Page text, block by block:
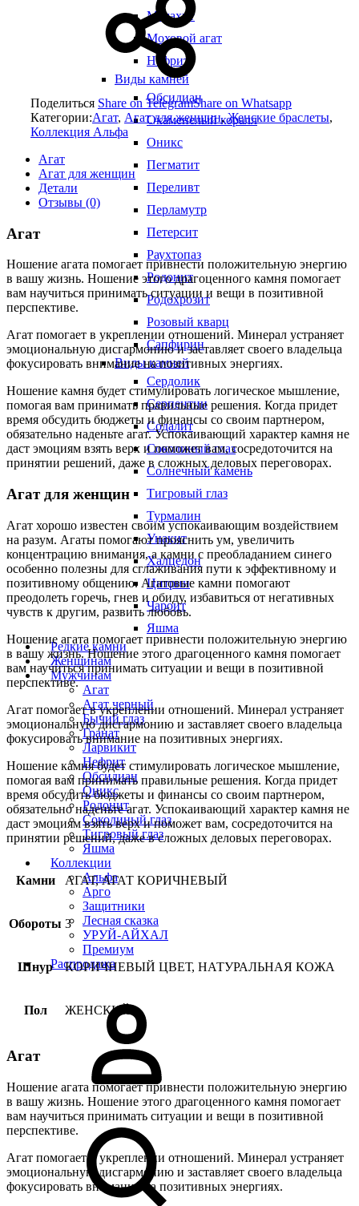
Малахит
Моховой агат
Нефрит
Виды камней
Обсидиан
Окаменелый коралл
Оникс
Пегматит
Переливт
Перламутр
Петерсит
Раухтопаз
Родонит
Родохрозит
Розовый кварц
Сапфирин
Виды камней
Сердолик
Серпентин
Содалит
Соколиный глаз
Солнечный камень
Тигровый глаз
Турмалин
Унакит
Халцедон
Цитрин
Чароит
Яшма
Редкие камни
Женщинам
Мужчинам
Агат
Агат черный
Бычий глаз
Гранат
Ларвикит
Нефрит
Обсидиан
Оникс
Родонит
Соколиный глаз
Тигровый глаз
Яшма
Коллекции
Альфа
Арго
Защитники
Лесная сказка
УРУЙ-АЙХАЛ
Премиум
Распродажа
Поделиться Share on TelegramShare on Whatsapp
Категории:Агат, Агат для женщин,Женские браслеты,
Коллекция Альфа
Агат
Агат для женщин
Детали
Отзывы (0)
Агат
Ношение агата помогает привнести положительную энергию
в вашу жизнь. Ношение этого драгоценного камня помогает
вам научиться принимать ситуации и вещи в позитивной
перспективе.
Агат помогает в укреплении отношений. Минерал устраняет
эмоциональную дисгармонию и заставляет своего владельца
фокусировать внимание на позитивных энергиях.
Ношение камня будет стимулировать логическое мышление,
помогая вам принимать правильные решения. Когда придет
время обсудить бюджеты и финансы со своим партнером,
обязательно наденьте агат. Успокаивающий характер камня не
даст эмоциям взять верх и поможет вам, сосредоточится на
принятии решений, даже в сложных деловых переговорах.
Агат для женщин
Агат хорошо известен своим успокаивающим воздействием
на разум. Агаты помогают прояснить ум, увеличить
концентрацию внимания, а камни с преобладанием синего
особенно полезны для сглаживания пути к эффективному и
позитивному общению. Агатовые камни помогают
преодолеть горечь, гнев и обиду, избавиться от негативных
чувств к другим, развить любовь.
Ношение агата помогает привнести положительную энергию
в вашу жизнь. Ношение этого драгоценного камня помогает
вам научиться принимать ситуации и вещи в позитивной
перспективе.
Агат помогает в укреплении отношений. Минерал устраняет
эмоциональную дисгармонию и заставляет своего владельца
фокусировать внимание на позитивных энергиях.
Ношение камня будет стимулировать логическое мышление,
помогая вам принимать правильные решения. Когда придет
время обсудить бюджеты и финансы со своим партнером,
обязательно наденьте агат. Успокаивающий характер камня не
даст эмоциям взять верх и поможет вам, сосредоточится на
принятии решений, даже в сложных деловых переговорах.
Камни АГАТ, АГАТ КОРИЧНЕВЫЙ
Обороты 3
Шнур КОРИЧНЕВЫЙ ЦВЕТ, НАТУРАЛЬНАЯ КОЖА
Пол ЖЕНСКИЙ
Агат
Ношение агата помогает привнести положительную энергию
в вашу жизнь. Ношение этого драгоценного камня помогает
вам научиться принимать ситуации и вещи в позитивной
перспективе.
Агат помогает в укреплении отношений. Минерал устраняет
эмоциональную дисгармонию и заставляет своего владельца
фокусировать внимание на позитивных энергиях.